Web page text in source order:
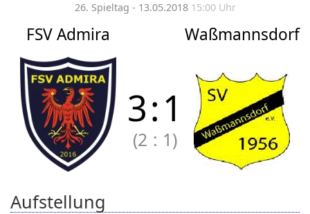
26. Spieltag - 13.05.2018 15:00 Uhr
FSV Admira Waßmannsdorf
3:1
(2 : 1)
Aufstellung